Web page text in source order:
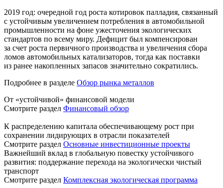
2019 год: очередной год роста котировок палладия, связанный
с устойчивым увеличением потребления в автомобильной
промышленности на фоне ужесточения экологических
стандартов по всему миру. Дефицит был компенсирован
за счет роста первичного производства и увеличения сбора
ломов автомобильных катализаторов, тогда как поставки
из ранее накопленных запасов значительно сократились.
Подробнее в разделе Обзор рынка металлов
От «устойчивой» финансовой модели
Смотрите раздел Финансовый обзор
К распределению капитала обеспечивающему рост при
сохранении лидирующих в отрасли показателей
Смотрите раздел Основные инвестиционные проекты
Важнейший вклад в глобальную повестку устойчивого
развития: поддержание перехода на экологически чистый
транспорт
Смотрите раздел Комплексная экологическая программа